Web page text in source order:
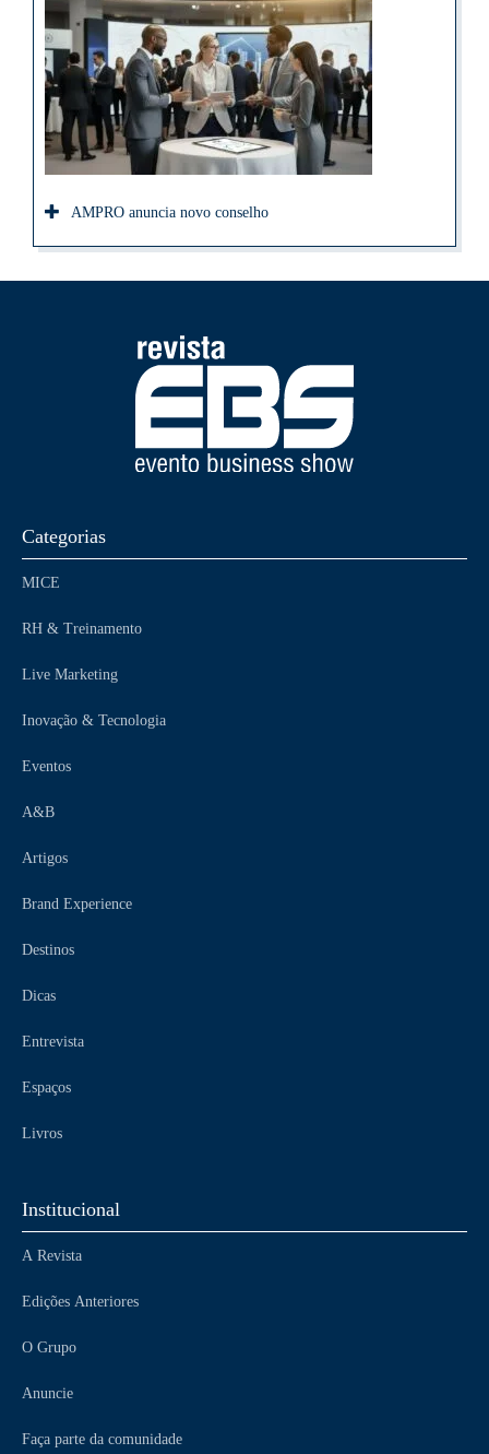
AMPRO anuncia novo conselho
Categorias
MICE
RH & Treinamento
Live Marketing
Inovação & Tecnologia
Eventos
A&B
Artigos
Brand Experience
Destinos
Dicas
Entrevista
Espaços
Livros
Institucional
A Revista
Edições Anteriores
O Grupo
Anuncie
Faça parte da comunidade